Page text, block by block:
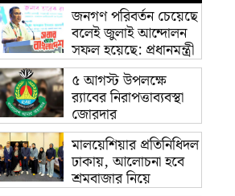
জনগণ পরিবর্তন চেয়েছে
বলেই জুলাই আন্দোলন
সফল হয়েছে: প্রধানমন্ত্রী
৫ আগস্ট উপলক্ষে
র‌্যাবের নিরাপত্তাব্যবস্থা
জোরদার
মালয়েশিয়ার প্রতিনিধিদল
ঢাকায়, আলোচনা হবে
শ্রমবাজার নিয়ে